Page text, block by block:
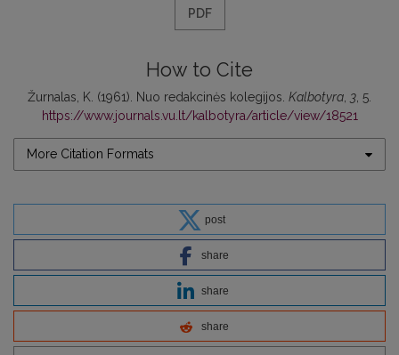
PDF
How to Cite
Žurnalas, K. (1961). Nuo redakcinės kolegijos. Kalbotyra 3 , 5.
https://www.journals.vu.lt/kalbotyra/article/view/18521
More Citation Formats
post
share
share
share